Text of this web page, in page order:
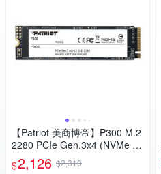
【Patriot 美商博帝】P300 M.2
2280 PCIe Gen.3x4 (NVMe 1.
3) 256GB 固態硬碟
$2,126 $2,310